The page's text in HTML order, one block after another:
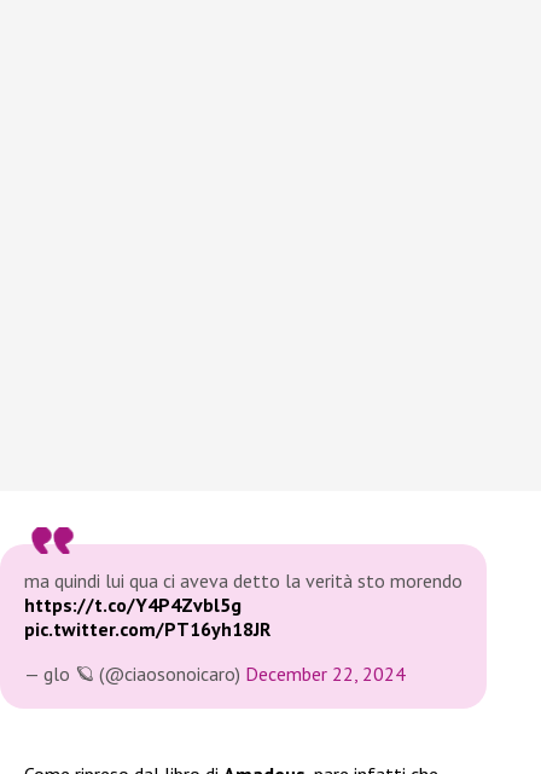
ma quindi lui qua ci aveva detto la verità sto morendo
https://t.co/Y4P4Zvbl5g
pic.twitter.com/PT16yh18JR
— glo 🪐 (@ciaosonoicaro) December 22, 2024